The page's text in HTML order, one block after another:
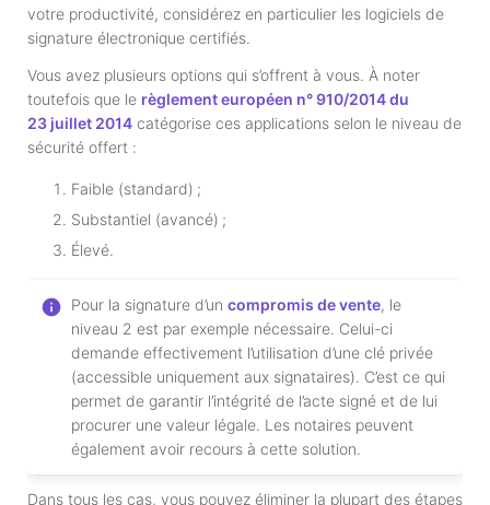
votre productivité, considérez en particulier les logiciels de
signature électronique certifiés.
Vous avez plusieurs options qui s’offrent à vous. À noter
toutefois que le règlement européen n° 910/2014 du
23 juillet 2014 catégorise ces applications selon le niveau de
sécurité offert :
Faible (standard) ;
Substantiel (avancé) ;
Élevé.
Pour la signature d’un compromis de vente, le
niveau 2 est par exemple nécessaire. Celui-ci
demande effectivement l’utilisation d’une clé privée
(accessible uniquement aux signataires). C’est ce qui
permet de garantir l’intégrité de l’acte signé et de lui
procurer une valeur légale. Les notaires peuvent
également avoir recours à cette solution.
Dans tous les cas, vous pouvez éliminer la plupart des étapes